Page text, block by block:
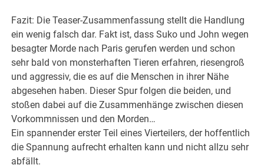
Fazit: Die Teaser-Zusammenfassung stellt die Handlung
ein wenig falsch dar. Fakt ist, dass Suko und John wegen
besagter Morde nach Paris gerufen werden und schon
sehr bald von monsterhaften Tieren erfahren, riesengroß
und aggressiv, die es auf die Menschen in ihrer Nähe
abgesehen haben. Dieser Spur folgen die beiden, und
stoßen dabei auf die Zusammenhänge zwischen diesen
Vorkommnissen und den Morden…
Ein spannender erster Teil eines Vierteilers, der hoffentlich
die Spannung aufrecht erhalten kann und nicht allzu sehr
abfällt.